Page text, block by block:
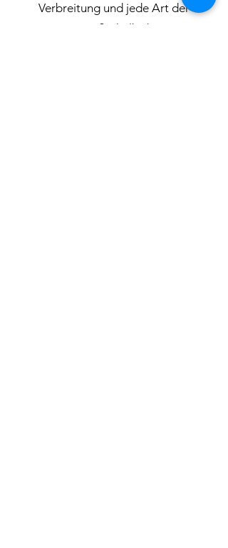
Verbreitung und jede Art der
Verwertung außerhalb der Grenzen